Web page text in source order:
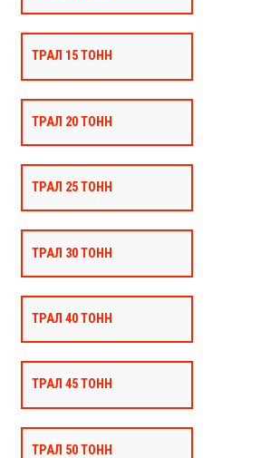
ТРАЛ 15 ТОНН
ТРАЛ 20 ТОНН
ТРАЛ 25 ТОНН
ТРАЛ 30 ТОНН
ТРАЛ 40 ТОНН
ТРАЛ 45 ТОНН
ТРАЛ 50 ТОНН